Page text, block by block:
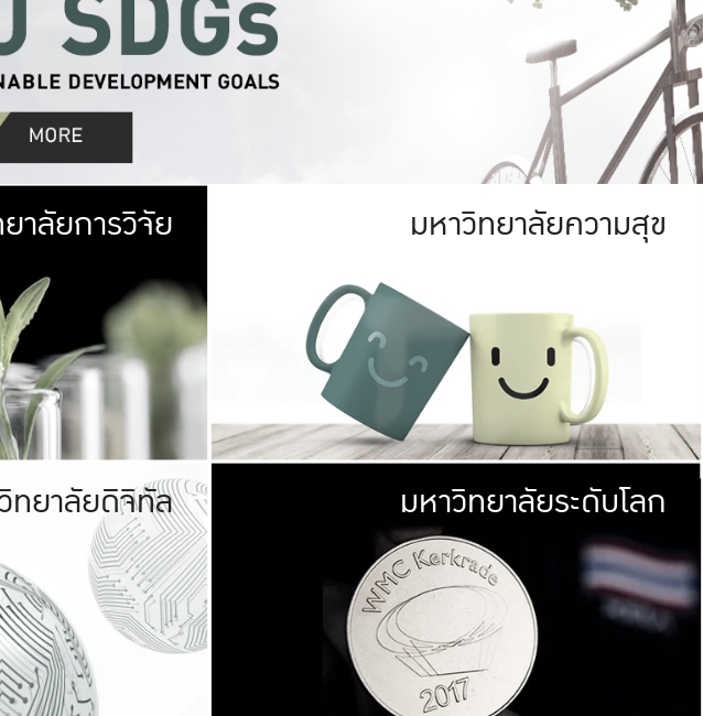
มหาวิทยาลัย
เกษตรศาสตร์ มีพื้นที่เขียวสดใส หนาแน่น
เป็นป่าในเมือง (URBAN FOREST)
เกษตรในเมือง (URBAN AGRICULTURE)
ที่นับรวมกันได้ประมาณ 1,400 ไร่
าลัยการวิจัย มหาวิทยาลัย
ให้กับประชาชน
มหาวิทยาลัยความสุข
ยาลัยรับผิดชอบต่อสังคม
ร่วมมือกับชุมชน เพื่อความกินดีอยู่ดี
และความสุขอย่างยั่งยืน
มองปัญหาในภาพกว้าง
แก้ไขจากปัญหาจุดเล็กๆ
ทยาลัยดิจิทัล มหาวิทยา
พร้อมที่จ
และผลักดันในการใช้ระบบส
เพื่อการทำงานแ
มหาวิทยาลัยระดับโลก